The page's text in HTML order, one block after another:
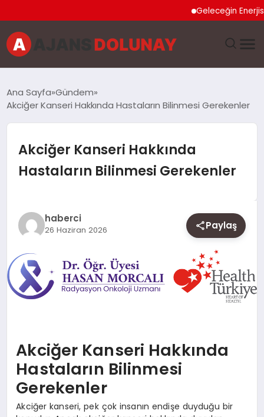
Geleceğin Enerjisi
EĞITIM
EKONOMI
GENEL
MAGAZIN
SAĞLIK
SIYASET
YAŞAM
Ana Sayfa Gündem
Akciğer Kanseri Hakkında Hastaların Bilinmesi Gerekenler
Akciğer Kanseri Hakkında
Hastaların Bilinmesi Gerekenler
haberci
26 Haziran 2026 Paylaş
Akciğer Kanseri Hakkında
Hastaların Bilinmesi
Gerekenler
Akciğer kanseri, pek çok insanın endişe duyduğu bir